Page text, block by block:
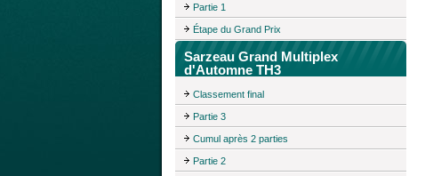
Partie 1
Étape du Grand Prix
Sarzeau Grand Multiplex
d'Automne TH3
Classement final
Partie 3
Cumul après 2 parties
Partie 2